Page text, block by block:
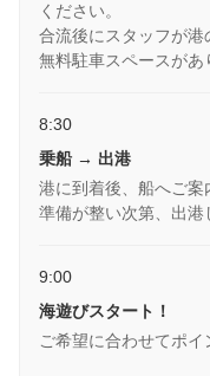
ください。
合流後にスタッフが港
無料駐車スペースがあ
8:30
乗船 → 出港
港に到着後、船へご案
準備が整い次第、出港
9:00
海遊びスタート！
ご希望に合わせてポイ